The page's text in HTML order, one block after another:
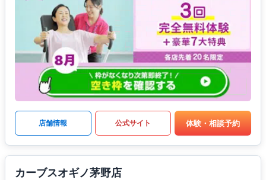
店舗情報 公式サイト 体験・相談予約
カーブスオギノ茅野店